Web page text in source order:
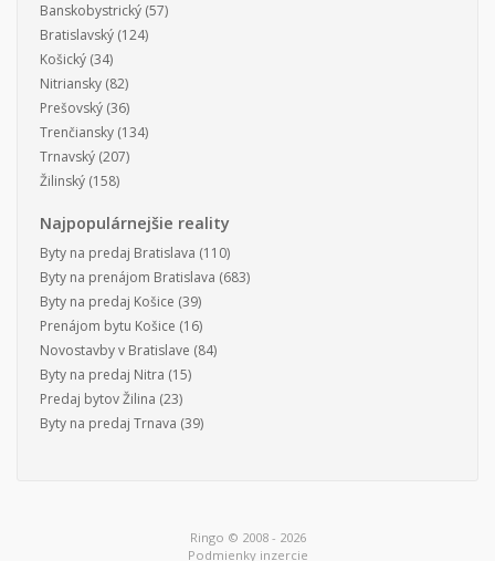
Banskobystrický (57)
Bratislavský (124)
Košický (34)
Nitriansky (82)
Prešovský (36)
Trenčiansky (134)
Trnavský (207)
Žilinský (158)
Najpopulárnejšie reality
Byty na predaj Bratislava (110)
Byty na prenájom Bratislava (683)
Byty na predaj Košice (39)
Prenájom bytu Košice (16)
Novostavby v Bratislave (84)
Byty na predaj Nitra (15)
Predaj bytov Žilina (23)
Byty na predaj Trnava (39)
Ringo © 2008 - 2026
Podmienky inzercie